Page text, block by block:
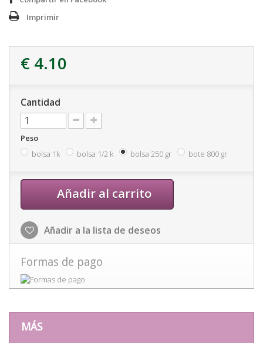
Imprimir
€ 4.10
Cantidad
Peso
bolsa 1k
bolsa 1/2 k bolsa 250 gr bote 800 gr
Añadir al carrito
Añadir a la lista de deseos
Formas de pago
MÁS